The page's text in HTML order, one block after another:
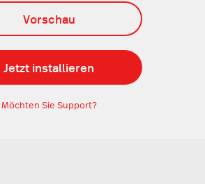
Vorschau
Jetzt installieren
Möchten Sie Support?